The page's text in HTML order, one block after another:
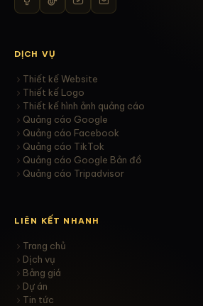
DỊCH VỤ
Thiết kế Website
Thiết kế Logo
Thiết kế hình ảnh quảng cáo
Quảng cáo Google
Quảng cáo Facebook
Quảng cáo TikTok
Quảng cáo Google Bản đồ
Quảng cáo Tripadvisor
LIÊN KẾT NHANH
Trang chủ
Dịch vụ
Bảng giá
Dự án
Tin tức